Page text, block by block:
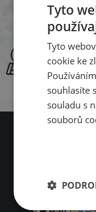
nám.
Plzeň
Zobrazit na
Přes 12
Tyto
Tyto
cookie ke
souhlasíte
souladu s
souborů